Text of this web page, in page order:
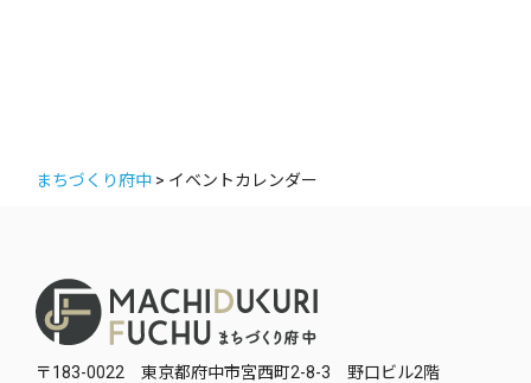
まちづくり府中 > イベントカレンダー
〒183-0022 東京都府中市宮西町2-8-3 野口ビル2階